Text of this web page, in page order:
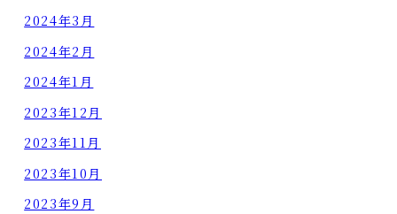
2024年3月
2024年2月
2024年1月
2023年12月
2023年11月
2023年10月
2023年9月